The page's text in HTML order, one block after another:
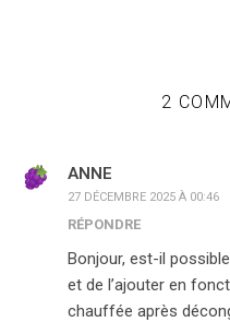
2
ANNE
27 DÉCEMBRE 2025 À 00:46
RÉPONDRE
Bonjour, est-il
et de l’ajouter en
chauffée après